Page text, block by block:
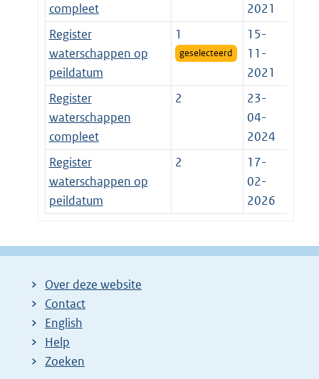
compleet
2021
Register
waterschappen op
peildatum
1
geselecteerd
15-
11-
2021
Register
waterschappen
compleet
2
23-
04-
2024
Register
waterschappen op
peildatum
2
17-
02-
2026
Over deze website
Contact
English
Help
Zoeken